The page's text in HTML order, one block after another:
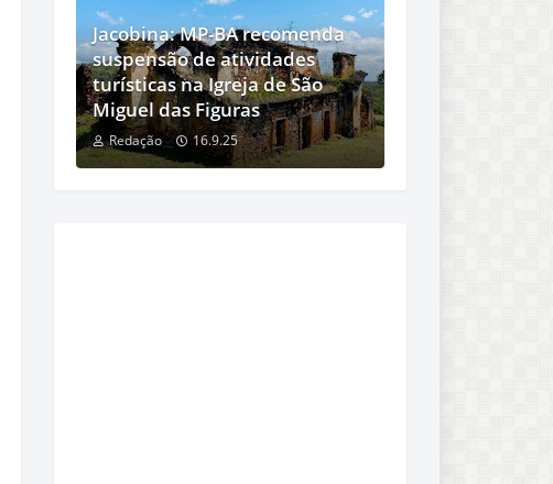
Jacobina: MP-BA recomenda
suspensão de atividades
turísticas na Igreja de São
Miguel das Figuras
Redação 16.9.25